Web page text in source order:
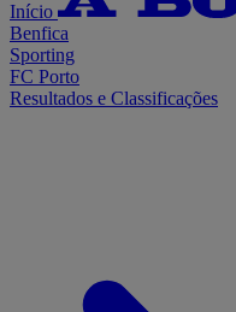
Início
Benfica
Sporting
FC Porto
Resultados e Classificações